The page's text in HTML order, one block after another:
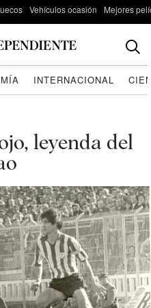
Vehículos ocasión Mejores
INTERNACIONAL
leyenda del